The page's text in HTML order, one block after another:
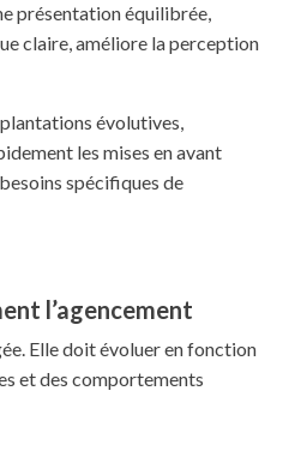
présentation équilibrée,
claire, améliore la perception
évolutives,
les mises en avant
spécifiques de
l’agencement
Elle doit évoluer en fonction
et des comportements